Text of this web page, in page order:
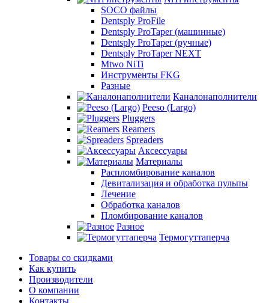
SOCO файлы
Dentsply ProFile
Dentsply ProTaper (машинные)
Dentsply ProTaper (ручные)
Dentsply ProTaper NEXT
Mtwo NiTi
Инструменты FKG
Разные
Каналонаполнители
Peeso (Largo)
Pluggers
Reamers
Spreaders
Аксессуары
Материалы
Распломбирование каналов
Девитализация и обработка пульпы
Лечение
Обработка каналов
Пломбирование каналов
Разное
Термогуттаперча
Товары со скидками
Как купить
Производители
О компании
Контакты